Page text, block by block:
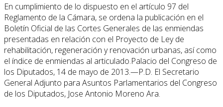
En cumplimiento de lo dispuesto en el artículo 97 del
Reglamento de la Cámara, se ordena la publicación en el
Boletín Oficial de las Cortes Generales de las enmiendas
presentadas en relación con el Proyecto de Ley de
rehabilitación, regeneración y renovación urbanas, así como
el índice de enmiendas al articulado.Palacio del Congreso de
los Diputados, 14 de mayo de 2013.—P.D. El Secretario
General Adjunto para Asuntos Parlamentarios del Congreso
de los Diputados, Jose Antonio Moreno Ara.